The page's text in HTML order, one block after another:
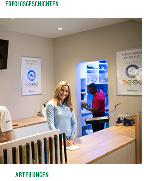
ERFOLGSGESCHICHTEN
ABTEILUNGEN